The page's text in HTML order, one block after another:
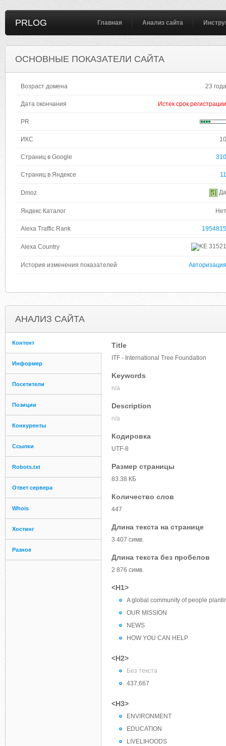
PRLOG Главная Анализ сайта
ОСНОВНЫЕ ПОКАЗАТЕЛИ САЙТА
Возраст домена 23 года
Дата окончания Истек срок регистрации
PR
ИКС 10
Страниц в Google 310
Страниц в Яндексе 11
Dmoz Да
Яндекс Каталог Нет
Alexa Traffic Rank 1954815
Alexa Country 31521
История изменения показателей Авторизация
АНАЛИЗ САЙТА
Контент
Информер
Посетители
Позиции
Конкуренты
Ссылки
Robots.txt
Ответ сервера
Whois
Хостинг
Разное
Title
ITF - International Tree Foundation
Keywords
n/a
Description
n/a
Кодировка
UTF-8
Размер страницы
83.38 КБ
Количество слов
447
Длина текста на странице
3 407 симв.
Длина текста без пробелов
2 876 симв.
<H1>
A global community of people
OUR MISSION
NEWS
HOW YOU CAN HELP
<H2>
Без текста
437,667
<H3>
ENVIRONMENT
EDUCATION
LIVELIHOODS